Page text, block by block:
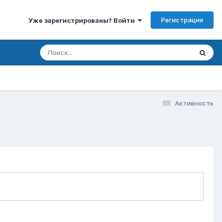
Уже зарегистрированы? Войти Регистрация
Активность